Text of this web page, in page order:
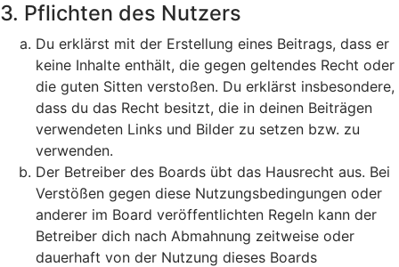
3. Pflichten des Nutzers
Du erklärst mit der Erstellung eines Beitrags, dass er
keine Inhalte enthält, die gegen geltendes Recht oder
die guten Sitten verstoßen. Du erklärst insbesondere,
dass du das Recht besitzt, die in deinen Beiträgen
verwendeten Links und Bilder zu setzen bzw. zu
verwenden.
Der Betreiber des Boards übt das Hausrecht aus. Bei
Verstößen gegen diese Nutzungsbedingungen oder
anderer im Board veröffentlichten Regeln kann der
Betreiber dich nach Abmahnung zeitweise oder
dauerhaft von der Nutzung dieses Boards